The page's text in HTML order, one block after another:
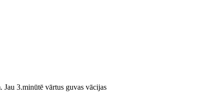
3.minūtē vārtus guvas vācijas